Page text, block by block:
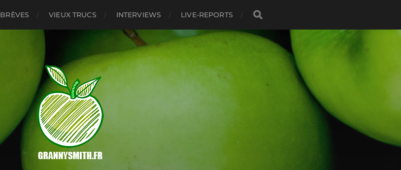
BRÈVES VIEUX TRUCS INTERVIEWS LIVE-REPORTS